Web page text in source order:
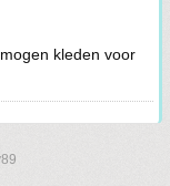
kleden voor